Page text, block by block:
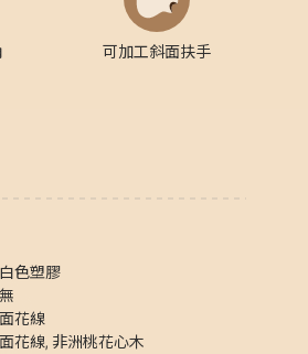
可加工斜面扶手
白色塑膠
無
面花線
面花線, 非洲桃花心木